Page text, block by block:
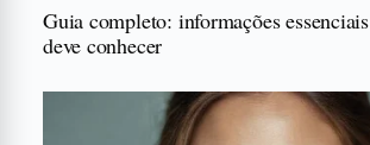
Guia completo: informações
deve conhecer